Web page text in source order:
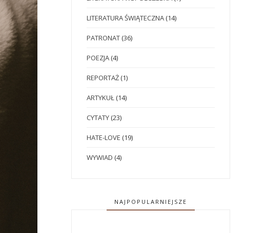
LITERATURA ŚWIĄTECZNA (14)
PATRONAT (36)
POEZJA (4)
REPORTAŻ (1)
ARTYKUŁ (14)
CYTATY (23)
HATE-LOVE (19)
WYWIAD (4)
NAJPOPULARNIEJSZE